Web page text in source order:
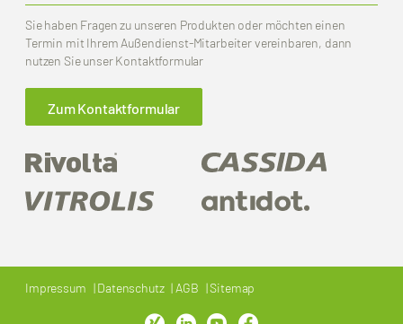
Sie haben Fragen zu unseren Produkten oder möchten einen
Termin mit Ihrem Außendienst-Mitarbeiter vereinbaren, dann
nutzen Sie unser Kontaktformular
Zum Kontaktformular
Impressum Datenschutz AGB Sitemap